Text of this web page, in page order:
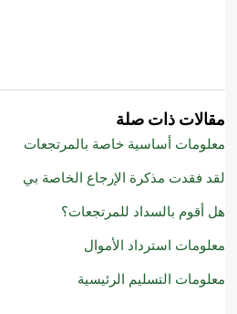
مقالات ذات صلة
معلومات أساسية خاصة بالمرتجعات
لقد فقدت مذكرة الإرجاع الخاصة بي
هل أقوم بالسداد للمرتجعات؟
معلومات استرداد الأموال
معلومات التسليم الرئيسية